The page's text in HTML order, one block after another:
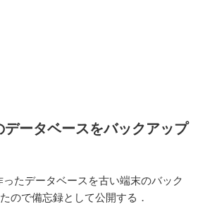
ータベースをバックアップ
たデータベースを古い端末のバック
ので備忘録として公開する．